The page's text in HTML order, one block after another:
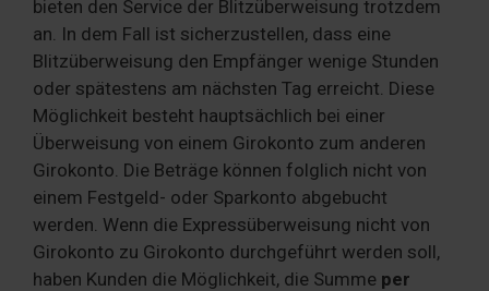
bieten den Service der Blitzüberweisung trotzdem
an. In dem Fall ist sicherzustellen, dass eine
Blitzüberweisung den Empfänger wenige Stunden
oder spätestens am nächsten Tag erreicht. Diese
Möglichkeit besteht hauptsächlich bei einer
Überweisung von einem Girokonto zum anderen
Girokonto. Die Beträge können folglich nicht von
einem Festgeld- oder Sparkonto abgebucht
werden. Wenn die Expressüberweisung nicht von
Girokonto zu Girokonto durchgeführt werden soll,
haben Kunden die Möglichkeit, die Summe per